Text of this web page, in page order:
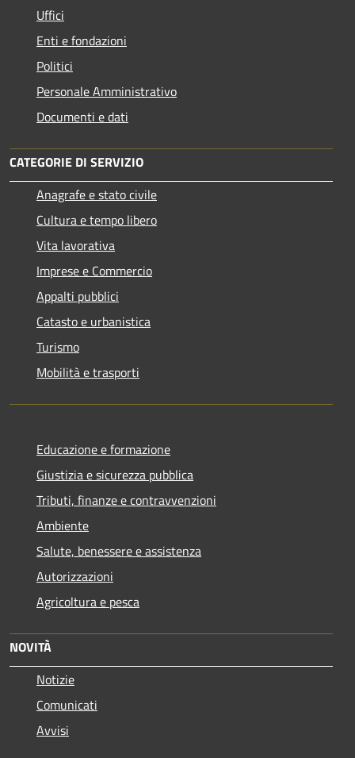
Uffici
Enti e fondazioni
Politici
Personale Amministrativo
Documenti e dati
CATEGORIE DI SERVIZIO
Anagrafe e stato civile
Cultura e tempo libero
Vita lavorativa
Imprese e Commercio
Appalti pubblici
Catasto e urbanistica
Turismo
Mobilità e trasporti
Educazione e formazione
Giustizia e sicurezza pubblica
Tributi, finanze e contravvenzioni
Ambiente
Salute, benessere e assistenza
Autorizzazioni
Agricoltura e pesca
NOVITÀ
Notizie
Comunicati
Avvisi